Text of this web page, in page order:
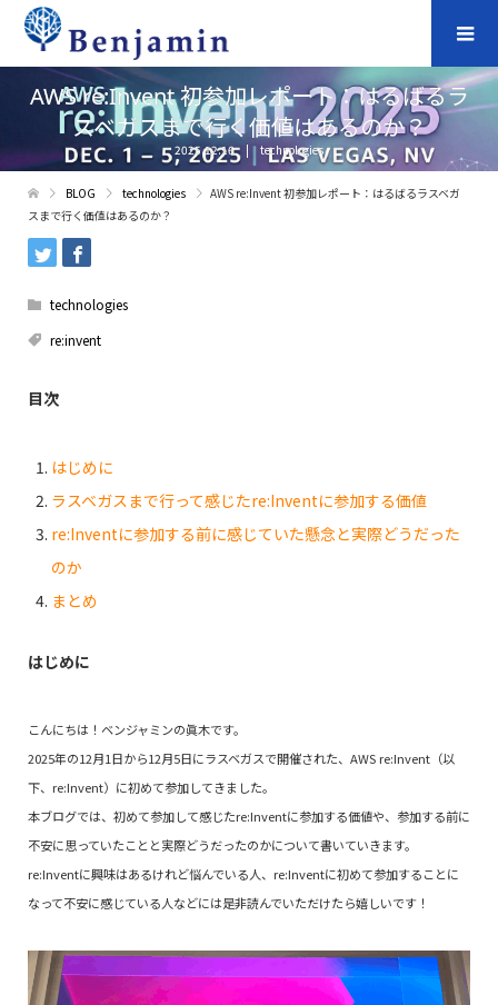
AWS re:Invent 初参加レポート：はるばるラ
スベガスまで行く価値はあるのか？
2025.12.16 technologies
BLOG technologies
AWS re:Invent 初参加レポート：はるばるラスベガ
スまで行く価値はあるのか？
technologies
re:invent
目次
はじめに
ラスベガスまで行って感じたre:Inventに参加する価値
re:Inventに参加する前に感じていた懸念と実際どうだった
のか
まとめ
はじめに
こんにちは！ベンジャミンの眞木です。
2025年の12月1日から12月5日にラスベガスで開催された、AWS re:Invent（以
下、re:Invent）に初めて参加してきました。
本ブログでは、初めて参加して感じたre:Inventに参加する価値や、参加する前に
不安に思っていたことと実際どうだったのかについて書いていきます。
re:Inventに興味はあるけれど悩んでいる人、re:Inventに初めて参加することに
なって不安に感じている人などには是非読んでいただけたら嬉しいです！